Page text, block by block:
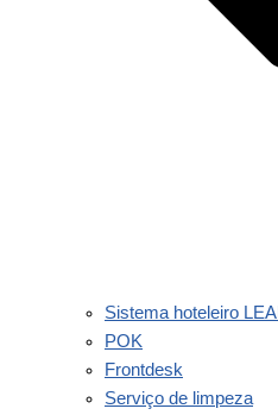
Sistema hoteleiro
POK
Frontdesk
Serviço de limpeza